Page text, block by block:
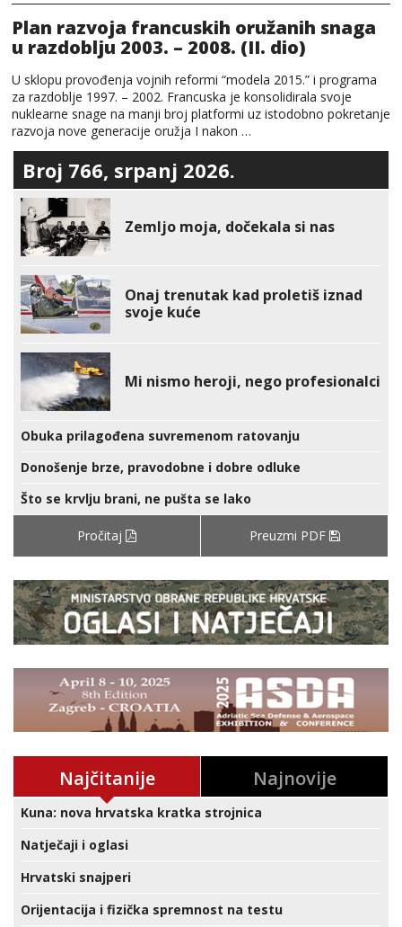
Plan razvoja francuskih oružanih snaga
u razdoblju 2003. – 2008. (II. dio)
U sklopu provođenja vojnih reformi “modela 2015.” i programa
za razdoblje 1997. – 2002. Francuska je konsolidirala svoje
nuklearne snage na manji broj platformi uz istodobno pokretanje
razvoja nove generacije oružja I nakon …
Broj 766, srpanj 2026.
Zemljo moja, dočekala si nas
Onaj trenutak kad proletiš iznad
svoje kuće
Mi nismo heroji, nego profesionalci
Obuka prilagođena suvremenom ratovanju
Donošenje brze, pravodobne i dobre odluke
Što se krvlju brani, ne pušta se lako
Pročitaj Preuzmi PDF
Najčitanije Najnovije
Kuna: nova hrvatska kratka strojnica
Natječaji i oglasi
Hrvatski snajperi
Orijentacija i fizička spremnost na testu